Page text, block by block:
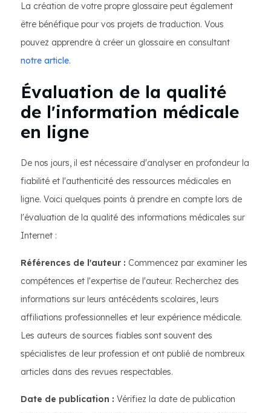
La création de votre propre glossaire peut également
être bénéfique pour vos projets de traduction. Vous
pouvez apprendre à créer un glossaire en consultant
notre article.
Évaluation de la qualité
de l'information médicale
en ligne
De nos jours, il est nécessaire d'analyser en profondeur la
fiabilité et l'authenticité des ressources médicales en
ligne. Voici quelques points à prendre en compte lors de
l'évaluation de la qualité des informations médicales sur
Internet :
Références de l'auteur : Commencez par examiner les
compétences et l'expertise de l'auteur. Recherchez des
informations sur leurs antécédents scolaires, leurs
affiliations professionnelles et leur expérience médicale.
Les auteurs de sources fiables sont souvent des
spécialistes de leur profession et ont publié de nombreux
articles dans des revues respectables.
Date de publication : Vérifiez la date de publication